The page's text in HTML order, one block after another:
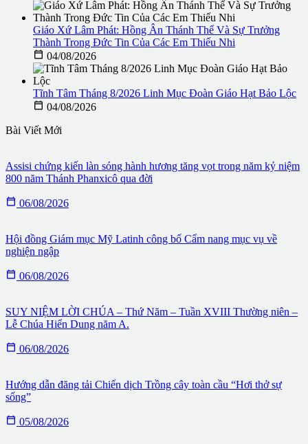
Giáo Xứ Lâm Phát: Hồng Ân Thánh Thể Và Sự Trưởng
Thành Trong Đức Tin Của Các Em Thiếu Nhi
 04/08/2026
Tĩnh Tâm Tháng 8/2026 Linh Mục Đoàn Giáo Hạt Bảo Lộc
 04/08/2026
Bài Viết Mới
Assisi chứng kiến làn sóng hành hương tăng vọt trong năm kỷ niệm
800 năm Thánh Phanxicô qua đời
 06/08/2026
Hội đồng Giám mục Mỹ Latinh công bố Cẩm nang mục vụ về
nghiện ngập
 06/08/2026
SUY NIỆM LỜI CHÚA – Thứ Năm – Tuần XVIII Thường niên –
Lễ Chúa Hiển Dung năm A.
 06/08/2026
Hướng dẫn đăng tải Chiến dịch Trồng cây toàn cầu “Hơi thở sự
sống”
 05/08/2026